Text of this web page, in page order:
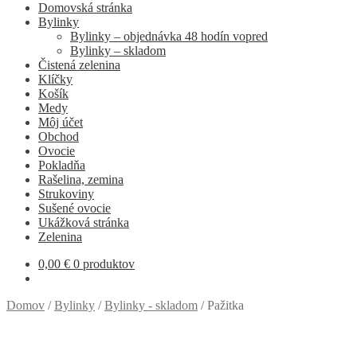
Domovská stránka
Bylinky
Bylinky – objednávka 48 hodín vopred
Bylinky – skladom
Čistená zelenina
Klíčky
Košík
Medy
Môj účet
Obchod
Ovocie
Pokladňa
Rašelina, zemina
Strukoviny
Sušené ovocie
Ukážková stránka
Zelenina
0,00 € 0 produktov
Domov /Bylinky /Bylinky - skladom /Pažitka